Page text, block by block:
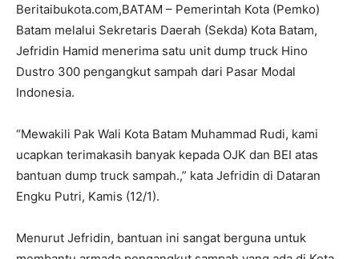
Beritaibukota.com,BATAM – Pemerintah Kota (Pemko)
Batam melalui Sekretaris Daerah (Sekda) Kota Batam,
Jefridin Hamid menerima satu unit dump truck Hino
Dustro 300 pengangkut sampah dari Pasar Modal
Indonesia.
“Mewakili Pak Wali Kota Batam Muhammad Rudi, kami
ucapkan terimakasih banyak kepada OJK dan BEI atas
bantuan dump truck sampah.,” kata Jefridin di Dataran
Engku Putri, Kamis (12/1).
Menurut Jefridin, bantuan ini sangat berguna untuk